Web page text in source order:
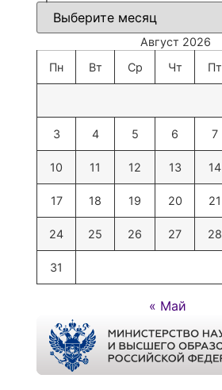
Август 2026
Пн
Вт Ср Чт Пт
3 4 5 6 7
10 11 12 13 14
17 18 19 20 21
24 25 26 27 28
31
« Май